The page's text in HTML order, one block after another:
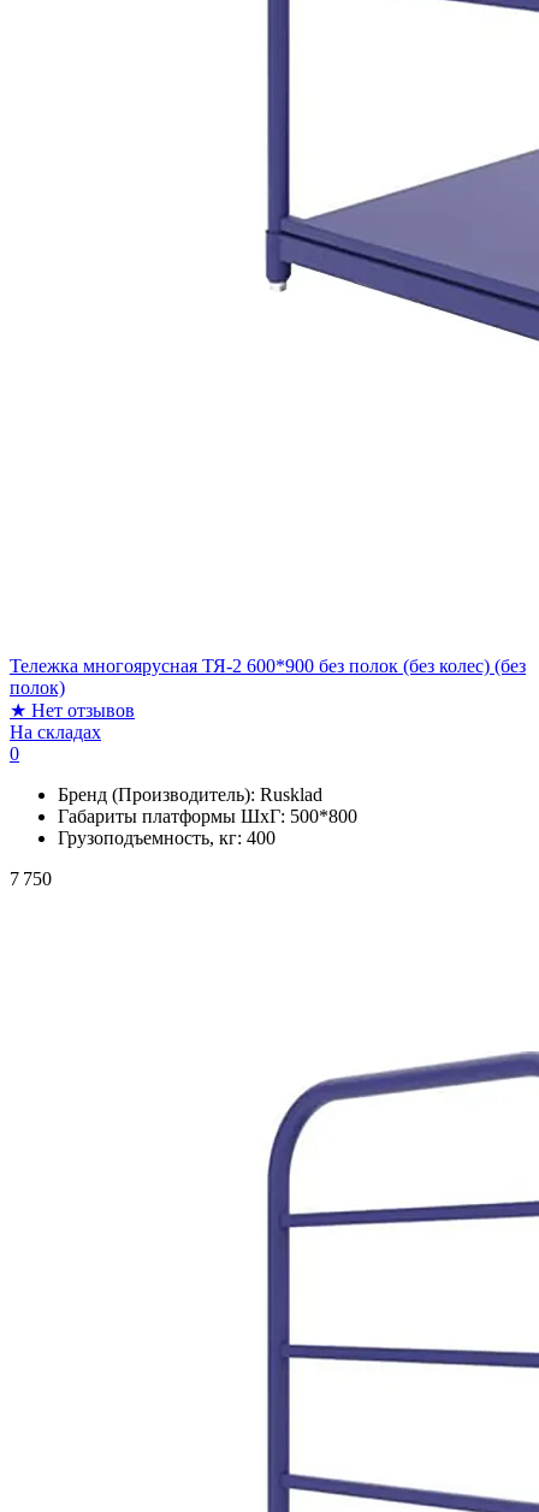
Тележка многоярусная ТЯ-2 600*900 без полок (без колес) (без
полок)
★ Нет отзывов
На складах
0
Бренд (Производитель): Rusklad
Габариты платформы ШxГ: 500*800
Грузоподъемность, кг: 400
7 750